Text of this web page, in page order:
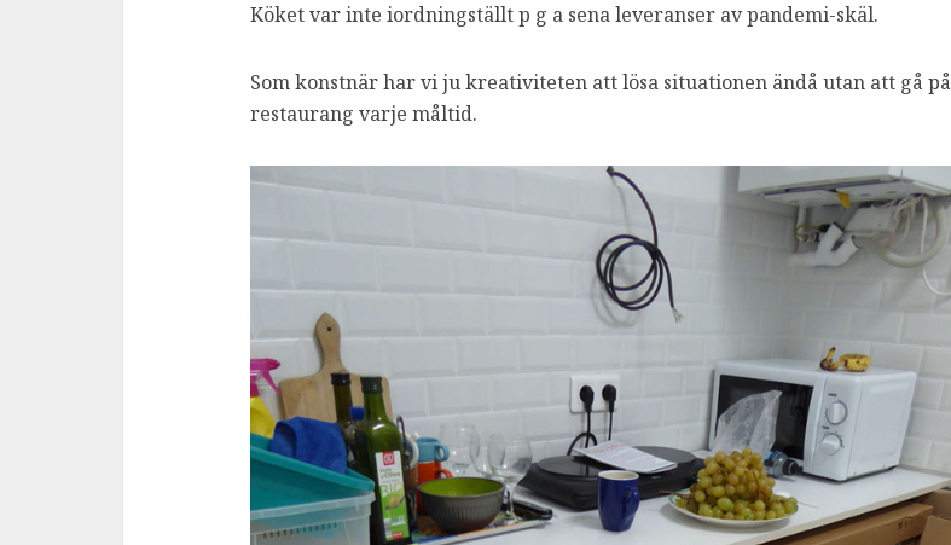
Köket var inte iordningställt p g a sena leveranser av pandemi-skäl.
Som konstnär har vi ju kreativiteten att lösa situationen ändå utan att gå på
restaurang varje måltid.